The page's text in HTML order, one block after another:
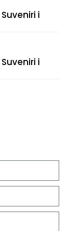
Suveniri i
Suveniri i